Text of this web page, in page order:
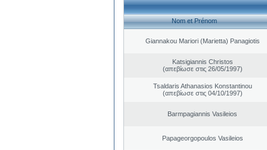
Nom et Prénom
Giannakou Mariori (Marietta) Panagiotis
Katsigiannis Christos
(απεβίωσε στις 26/05/1997)
Tsaldaris Athanasios Konstantinou
(απεβίωσε στις 04/10/1997)
Barmpagiannis Vasileios
Papageorgopoulos Vasileios